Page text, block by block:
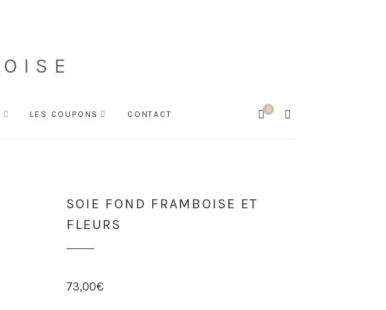
LES COUPONS CONTACT SEARCH
Cart
0
SOIE FOND FRAMBOISE ET
FLEURS
73,00€